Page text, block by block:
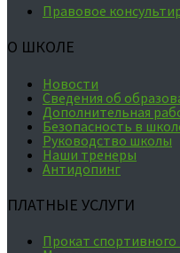
Правовое
О ШКОЛЕ
Новости
Сведения об
Дополнительная
Безопасность в
Руководство школы
Наши тренеры
Антидопинг
ПЛАТНЫЕ УСЛУГИ
Прокат спортивного